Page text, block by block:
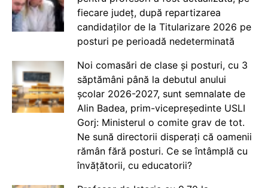
fiecare județ, după repartizarea
candidaților de la Titularizare 2026 pe
posturi pe perioadă nedeterminată
Noi comasări de clase și posturi, cu 3
săptămâni până la debutul anului
școlar 2026-2027, sunt semnalate de
Alin Badea, prim-vicepreședinte USLI
Gorj: Ministerul o comite grav de tot.
Ne sună directorii disperați că oamenii
rămân fără posturi. Ce se întâmplă cu
învățătorii, cu educatorii?